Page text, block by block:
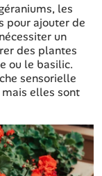
les
pour ajouter de
un
des plantes
ou le basilic.
sensorielle
elles sont